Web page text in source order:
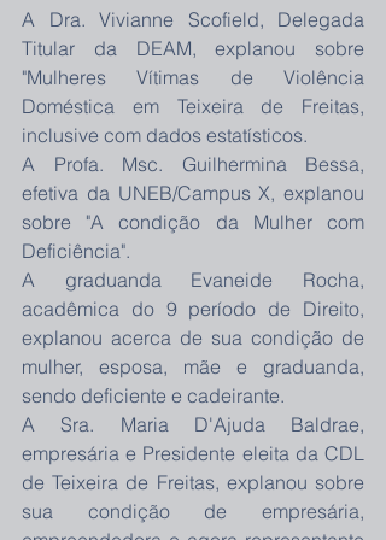
A Dra. Vivianne Scofield, Delegada
Titular da DEAM, explanou sobre
"Mulheres Vítimas de Violência
Doméstica em Teixeira de Freitas,
inclusive com dados estatísticos.
A Profa. Msc. Guilhermina Bessa,
efetiva da UNEB/Campus X, explanou
sobre "A condição da Mulher com
Deficiência".
A graduanda Evaneide Rocha,
acadêmica do 9 período de Direito,
explanou acerca de sua condição de
mulher, esposa, mãe e graduanda,
sendo deficiente e cadeirante.
A Sra. Maria D'Ajuda Baldrae,
empresária e Presidente eleita da CDL
de Teixeira de Freitas, explanou sobre
sua condição de empresária,